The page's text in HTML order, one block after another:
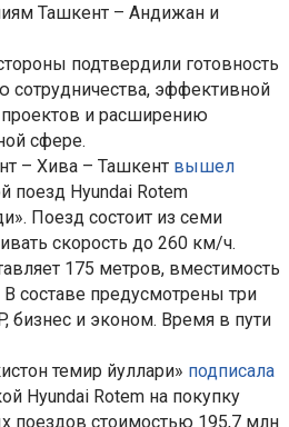
Ташкент – Андижан и
подтвердили готовность
эффективной
и расширению
сфере.
– Хива – Ташкент вышел
поезд Hyundai Rotem
Поезд состоит из семи
скорость до 260 км/ч.
175 метров, вместимость
составе предусмотрены три
бизнес и эконом. Время в пути
темир йуллари» подписала
Hyundai Rotem на покупку
поездов стоимостью 195,7 млн